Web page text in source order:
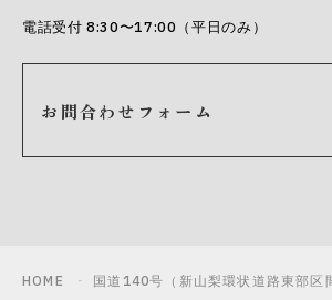
電話受付 8:30〜17:00（平日のみ）
お問合わせフォーム
HOME 国道140号（新山梨環状道路東部区